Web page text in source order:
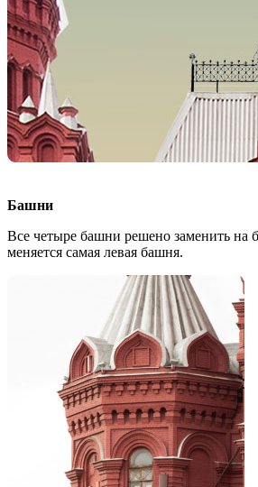
Башни
Все четыре башни решено заменить на
меняется самая левая башня.